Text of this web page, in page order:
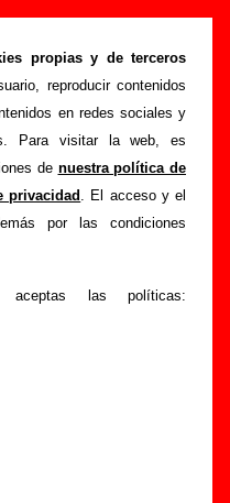
propias y de terceros
reproducir contenidos
en redes sociales y
Para visitar la web, es
de nuestra política de
privacidad . El acceso y el
por las condiciones
las políticas:
De Expertos
>Canciones >Dime
todo tipo de información
porGrupo De
de su letra, también
o los autores, sobre los
tema, sobre la grabación
adicional, puedes